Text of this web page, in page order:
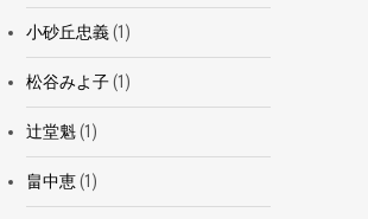
小砂丘忠義(1)
松谷みよ子(1)
辻堂魁(1)
畠中恵(1)